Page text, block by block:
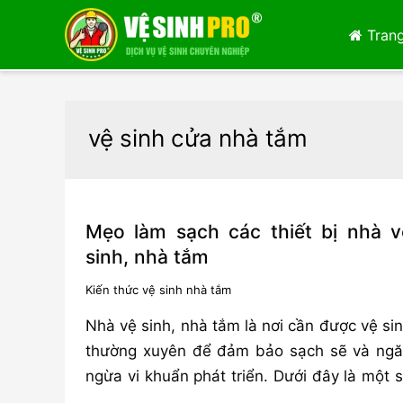
vệ sinh cửa nhà tắm
Mẹo làm sạch các thiết bị nhà
sinh, nhà tắm
Kiến thức vệ sinh nhà tắm
Nhà vệ sinh, nhà tắm là nơi cần được vệ
thường xuyên để đảm bảo sạch sẽ và
ngừa vi khuẩn phát triển. Dưới đây là một